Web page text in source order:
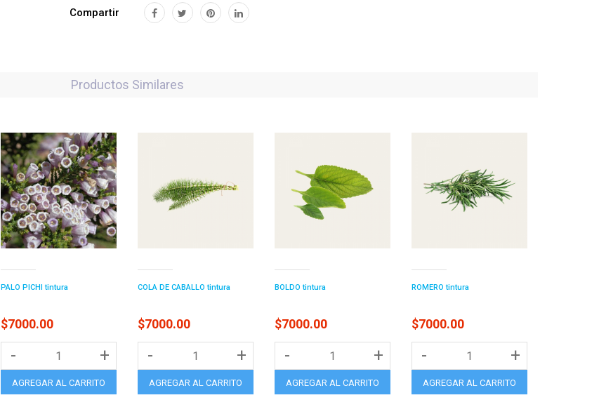
Compartir
Productos Similares
PALO PICHI tintura
$7000.00
- +
AGREGAR AL CARRITO
COLA DE CABALLO tintura
$7000.00
- +
AGREGAR AL CARRITO
BOLDO tintura
$7000.00
- +
AGREGAR AL CARRITO
ROMERO tintura
$7000.00
- +
AGREGAR AL CARRITO